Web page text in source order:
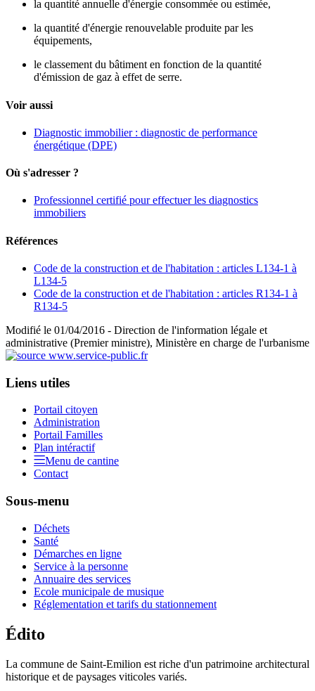
la quantité annuelle d'énergie consommée ou estimée,
la quantité d'énergie renouvelable produite par les
équipements,
le classement du bâtiment en fonction de la quantité
d'émission de gaz à effet de serre.
Voir aussi
Diagnostic immobilier : diagnostic de performance
énergétique (DPE)
Où s'adresser ?
Professionnel certifié pour effectuer les diagnostics
immobiliers
Références
Code de la construction et de l'habitation : articles L134-1 à
L134-5
Code de la construction et de l'habitation : articles R134-1 à
R134-5
Modifié le 01/04/2016 - Direction de l'information légale et
administrative (Premier ministre), Ministère en charge de l'urbanisme
Liens utiles
Portail citoyen
Administration
Portail Familles
Plan intéractif
Menu de cantine
Contact
Sous-menu
Déchets
Santé
Démarches en ligne
Service à la personne
Annuaire des services
Ecole municipale de musique
Réglementation et tarifs du stationnement
Édito
La commune de Saint-Emilion est riche d'un patrimoine architectural
historique et de paysages viticoles variés.